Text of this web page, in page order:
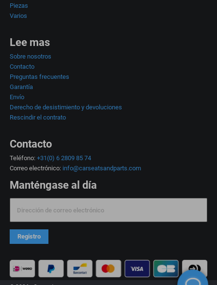
Piezas
Varios
Lee mas
Sobre nosotros
Contacto
Preguntas frecuentes
Garantía
Envío
Derecho de desistimiento y devoluciones
Rescindir el contrato
Contacto
Teléfono: +31(0) 6 2809 85 74
Correo electrónico: info@carseatsandparts.com
Manténgase al día
Dirección de correo electrónico
Registro